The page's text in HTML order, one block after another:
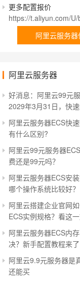
更多配置报价
https://t.aliyun.com/U/
阿里云服务
阿里云服务器
好消息：阿里云99元
2029年3月31日，快速
阿里云服务器ECS快
有什么区别?
阿里云99元服务器
费还是99元吗？
阿里云服务器ECS安
哪个操作系统比较好？
阿里云搭建企业官网
ECS实例规格？看这
阿里云服务器ECS内
决？新手配置教程来了
阿里云9.9元服务器是
还能买